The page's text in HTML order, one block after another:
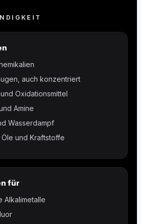
auch konzentriert
Oxidationsmittel
Amine
Wasserdampf
und Kraftstoffe
für
Alkalimetalle